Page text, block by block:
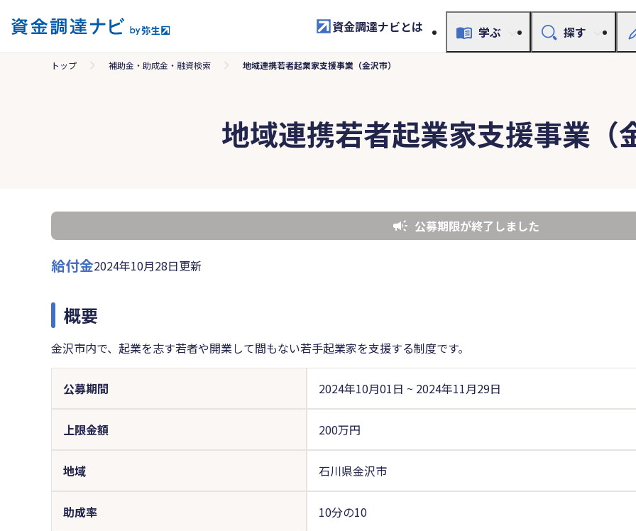
資金調達ナビとは 学ぶ 探す
トップ 補助金・助成金・融資検索 地域連携若者起業家支援事業（金沢市）
地域連携若者起業家支援事業（
公募期限が終了しました
給付金2024年10月28日更新
概要
金沢市内で、起業を志す若者や開業して間もない若手起業家を支援する制度です。
公募期間 2024年10月01日 ~ 2024年11月29日
上限金額 200万円
地域 石川県金沢市
助成率 10分の10